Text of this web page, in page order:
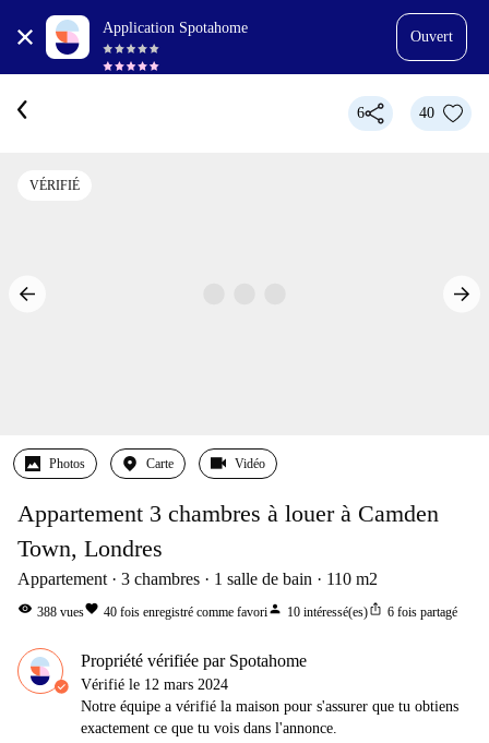
Application Spotahome
Ouvert
6 40
VÉRIFIÉ
Photos Carte Vidéo
Appartement 3 chambres à louer à Camden
Town, Londres
Appartement 3 chambres 1 salle de bain 110 m2
visibility 388 vuesfavorite 40 fois enregistré comme favoriperson 10 intéressé(es)ios_share 6 fois partagé
Propriété vérifiée par Spotahome
Vérifié le 12 mars 2024
Notre équipe a vérifié la maison pour s'assurer que tu obtiens
exactement ce que tu vois dans l'annonce.